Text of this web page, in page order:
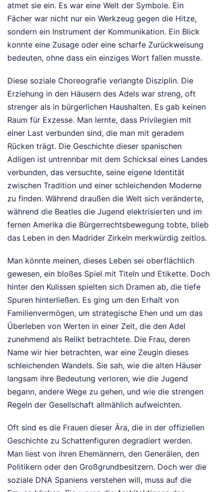
atmet sie ein. Es war eine Welt der Symbole. Ein
Fächer war nicht nur ein Werkzeug gegen die Hitze,
sondern ein Instrument der Kommunikation. Ein Blick
konnte eine Zusage oder eine scharfe Zurückweisung
bedeuten, ohne dass ein einziges Wort fallen musste.
Diese soziale Choreografie verlangte Disziplin. Die
Erziehung in den Häusern des Adels war streng, oft
strenger als in bürgerlichen Haushalten. Es gab keinen
Raum für Exzesse. Man lernte, dass Privilegien mit
einer Last verbunden sind, die man mit geradem
Rücken trägt. Die Geschichte dieser spanischen
Adligen ist untrennbar mit dem Schicksal eines Landes
verbunden, das versuchte, seine eigene Identität
zwischen Tradition und einer schleichenden Moderne
zu finden. Während draußen die Welt sich veränderte,
während die Beatles die Jugend elektrisierten und im
fernen Amerika die Bürgerrechtsbewegung tobte, blieb
das Leben in den Madrider Zirkeln merkwürdig zeitlos.
Man könnte meinen, dieses Leben sei oberflächlich
gewesen, ein bloßes Spiel mit Titeln und Etikette. Doch
hinter den Kulissen spielten sich Dramen ab, die tiefe
Spuren hinterließen. Es ging um den Erhalt von
Familienvermögen, um strategische Ehen und um das
Überleben von Werten in einer Zeit, die den Adel
zunehmend als Relikt betrachtete. Die Frau, deren
Name wir hier betrachten, war eine Zeugin dieses
schleichenden Wandels. Sie sah, wie die alten Häuser
langsam ihre Bedeutung verloren, wie die Jugend
begann, andere Wege zu gehen, und wie die strengen
Regeln der Gesellschaft allmählich aufweichten.
Oft sind es die Frauen dieser Ära, die in der offiziellen
Geschichte zu Schattenfiguren degradiert werden.
Man liest von ihren Ehemännern, den Generälen, den
Politikern oder den Großgrundbesitzern. Doch wer die
soziale DNA Spaniens verstehen will, muss auf die